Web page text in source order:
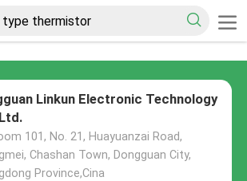
Linkun Electronic Technology
101, No. 21, Huayuanzai Road,
Chashan Town, Dongguan City,
Province,Cina